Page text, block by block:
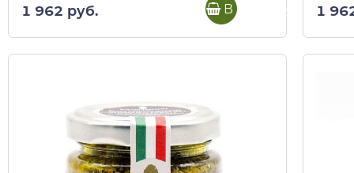
1 962 руб. В корзину 1